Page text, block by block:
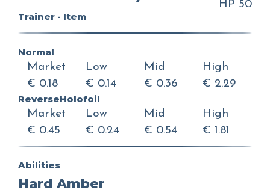
Trainer - Item
HP 50
Normal
Market
€ 0.18
Low
€ 0.14
Mid
€ 0.36
High
€ 2.29
ReverseHolofoil
Market
€ 0.45
Low
€ 0.24
Mid
€ 0.54
High
€ 1.81
Abilities
Hard Amber